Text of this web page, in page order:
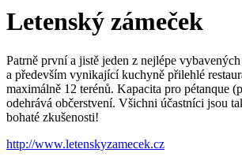
Letenský zámeček
Patrně první a jistě jeden z nejlépe
a především vynikající kuchyně přilehlé
maximálně 12 terénů. Kapacita pro pétanque
odehrává občerstvení. Všichni účastníci jsou
bohaté zkušenosti!
http://www.letenskyzamecek.cz